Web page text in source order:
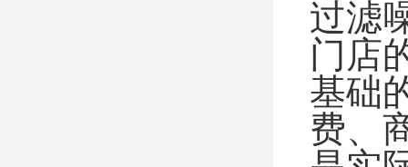
过滤
门店
基础
费、